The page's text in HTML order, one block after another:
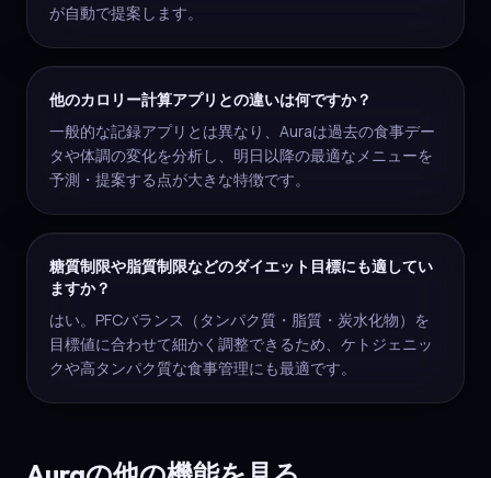
が自動で提案します。
他のカロリー計算アプリとの違いは何ですか？
一般的な記録アプリとは異なり、Auraは過去の食事デー
タや体調の変化を分析し、明日以降の最適なメニューを
予測・提案する点が大きな特徴です。
糖質制限や脂質制限などのダイエット目標にも適してい
ますか？
はい。PFCバランス（タンパク質・脂質・炭水化物）を
目標値に合わせて細かく調整できるため、ケトジェニッ
クや高タンパク質な食事管理にも最適です。